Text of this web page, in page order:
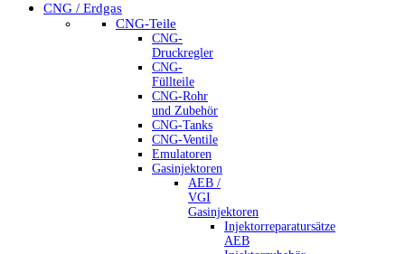
CNG / Erdgas
CNG-Teile
CNG-
Druckregler
CNG-
Füllteile
CNG-Rohr
und Zubehör
CNG-Tanks
CNG-Ventile
Emulatoren
Gasinjektoren
AEB /
VGI
Gasinjektoren
Injektorreparatursätze
AEB